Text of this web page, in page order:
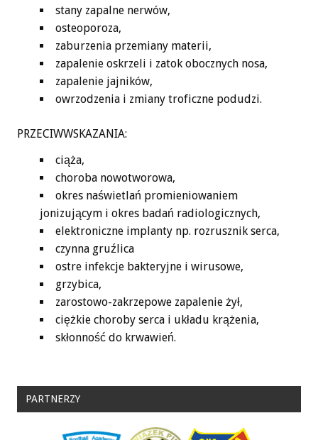
stany zapalne nerwów,
osteoporoza,
zaburzenia przemiany materii,
zapalenie oskrzeli i zatok obocznych nosa,
zapalenie jajników,
owrzodzenia i zmiany troficzne podudzi.
PRZECIWWSKAZANIA:
ciąża,
choroba nowotworowa,
okres naświetlań promieniowaniem
jonizującym i okres badań radiologicznych,
elektroniczne implanty np. rozrusznik serca,
czynna gruźlica
ostre infekcje bakteryjne i wirusowe,
grzybica,
zarostowo-zakrzepowe zapalenie żył,
ciężkie choroby serca i układu krążenia,
skłonność do krwawień.
PARTNERZY